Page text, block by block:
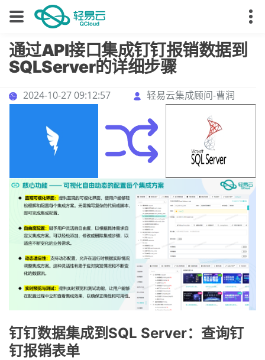
通过API接口集成钉钉报销数据到
SQLServer的详细步骤
2024-10-27 09:12:57 轻易云集成顾问-曹润
钉钉数据集成到SQL Server：查询钉
钉报销表单